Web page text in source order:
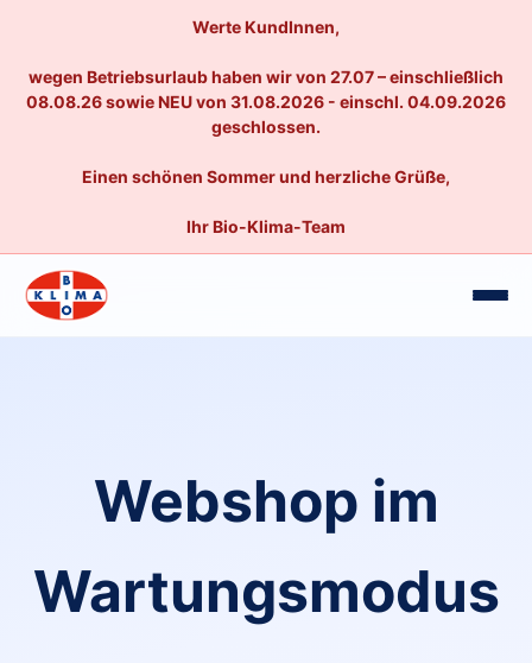
Werte KundInnen,
wegen Betriebsurlaub haben wir von 27.07 – einschließlich
08.08.26 sowie NEU von 31.08.2026 - einschl. 04.09.2026
geschlossen.
Einen schönen Sommer und herzliche Grüße,
Ihr Bio-Klima-Team
Webshop im
Wartungsmodus